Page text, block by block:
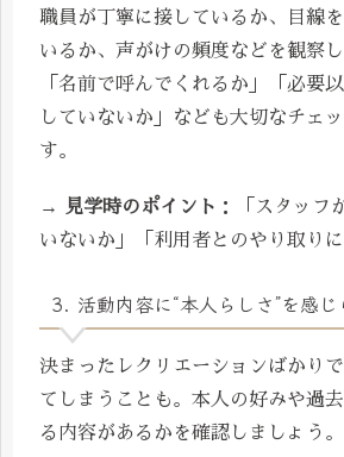
職員が丁寧に接しているか、目線
いるか、声がけの頻度などを観察し
「名前で呼んでくれるか」「必要
していないか」なども大切なチェ
す。
→ 見学時のポイント ：「スタッフ
いないか」「利用者とのやり取りに
3. 活動内容に“本人らしさ”を感じ
決まったレクリエーションばかり
てしまうことも。本人の好みや過
る内容があるかを確認しましょう。